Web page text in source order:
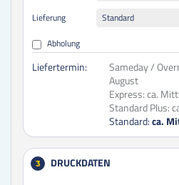
Lieferung
Standard
Abholung
Liefertermin: Sameday /
August
Express:ca.
Standard Plus:
Standard:ca.
3 DRUCKDATEN